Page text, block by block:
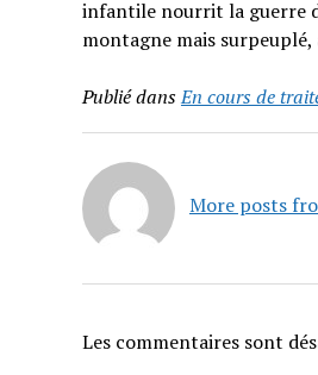
infantile nourrit la guerre
montagne mais surpeuplé,
Publié dansEn cours de
More posts
Les commentaires sont